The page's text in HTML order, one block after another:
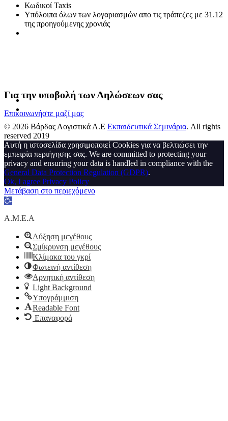
Κωδικοί Taxis
Υπόλοιπα όλων των λoγαριασμών απο τις τράπεζες με 31.12
της προηγούμενης χρονιάς
Για την υποβολή των Δηλώσεων σας
Επικοινωνήστε μαζί μας
© 2026 Βάρδας Λογιστικά Α.Ε Εκπαιδευτικά Σεμινάρια. All rights
reserved 2019
Αυτή η ιστοσελίδα χρησιμοποιεί Cookies για να βελτιώσει την
εμπειρία περιήγησης σας. We are committed to protecting your
privacy and ensuring your data is handled in compliance with the
General Data Protection Regulation (GDPR).
Ok, I agree Privacy Policy
Μετάβαση στο περιεχόμενο
Ανοίξτε
γραμμή
A.M.E.A
Αύξηση μεγέθους
Σμίκρυνση μεγέθους
Κλίμακα του γκρί
Φωτεινή αντίθεση
Αρνητική αντίθεση
Light Background
Υπογράμμιση
Readable Font
Επαναφορά